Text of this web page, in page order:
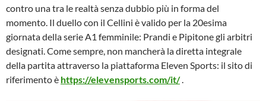
contro una tra le realtà senza dubbio più in forma del
momento. Il duello con il Cellini è valido per la 20esima
giornata della serie A1 femminile: Prandi e Pipitone gli arbitri
designati. Come sempre, non mancherà la diretta integrale
della partita attraverso la piattaforma Eleven Sports: il sito di
riferimento è https://elevensports.com/it/.